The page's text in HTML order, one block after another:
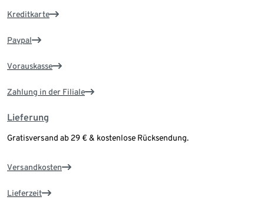
Kreditkarte
Paypal
Vorauskasse
Zahlung in der Filiale
Lieferung
Gratisversand ab 29 € & kostenlose Rücksendung.
Versandkosten
Lieferzeit